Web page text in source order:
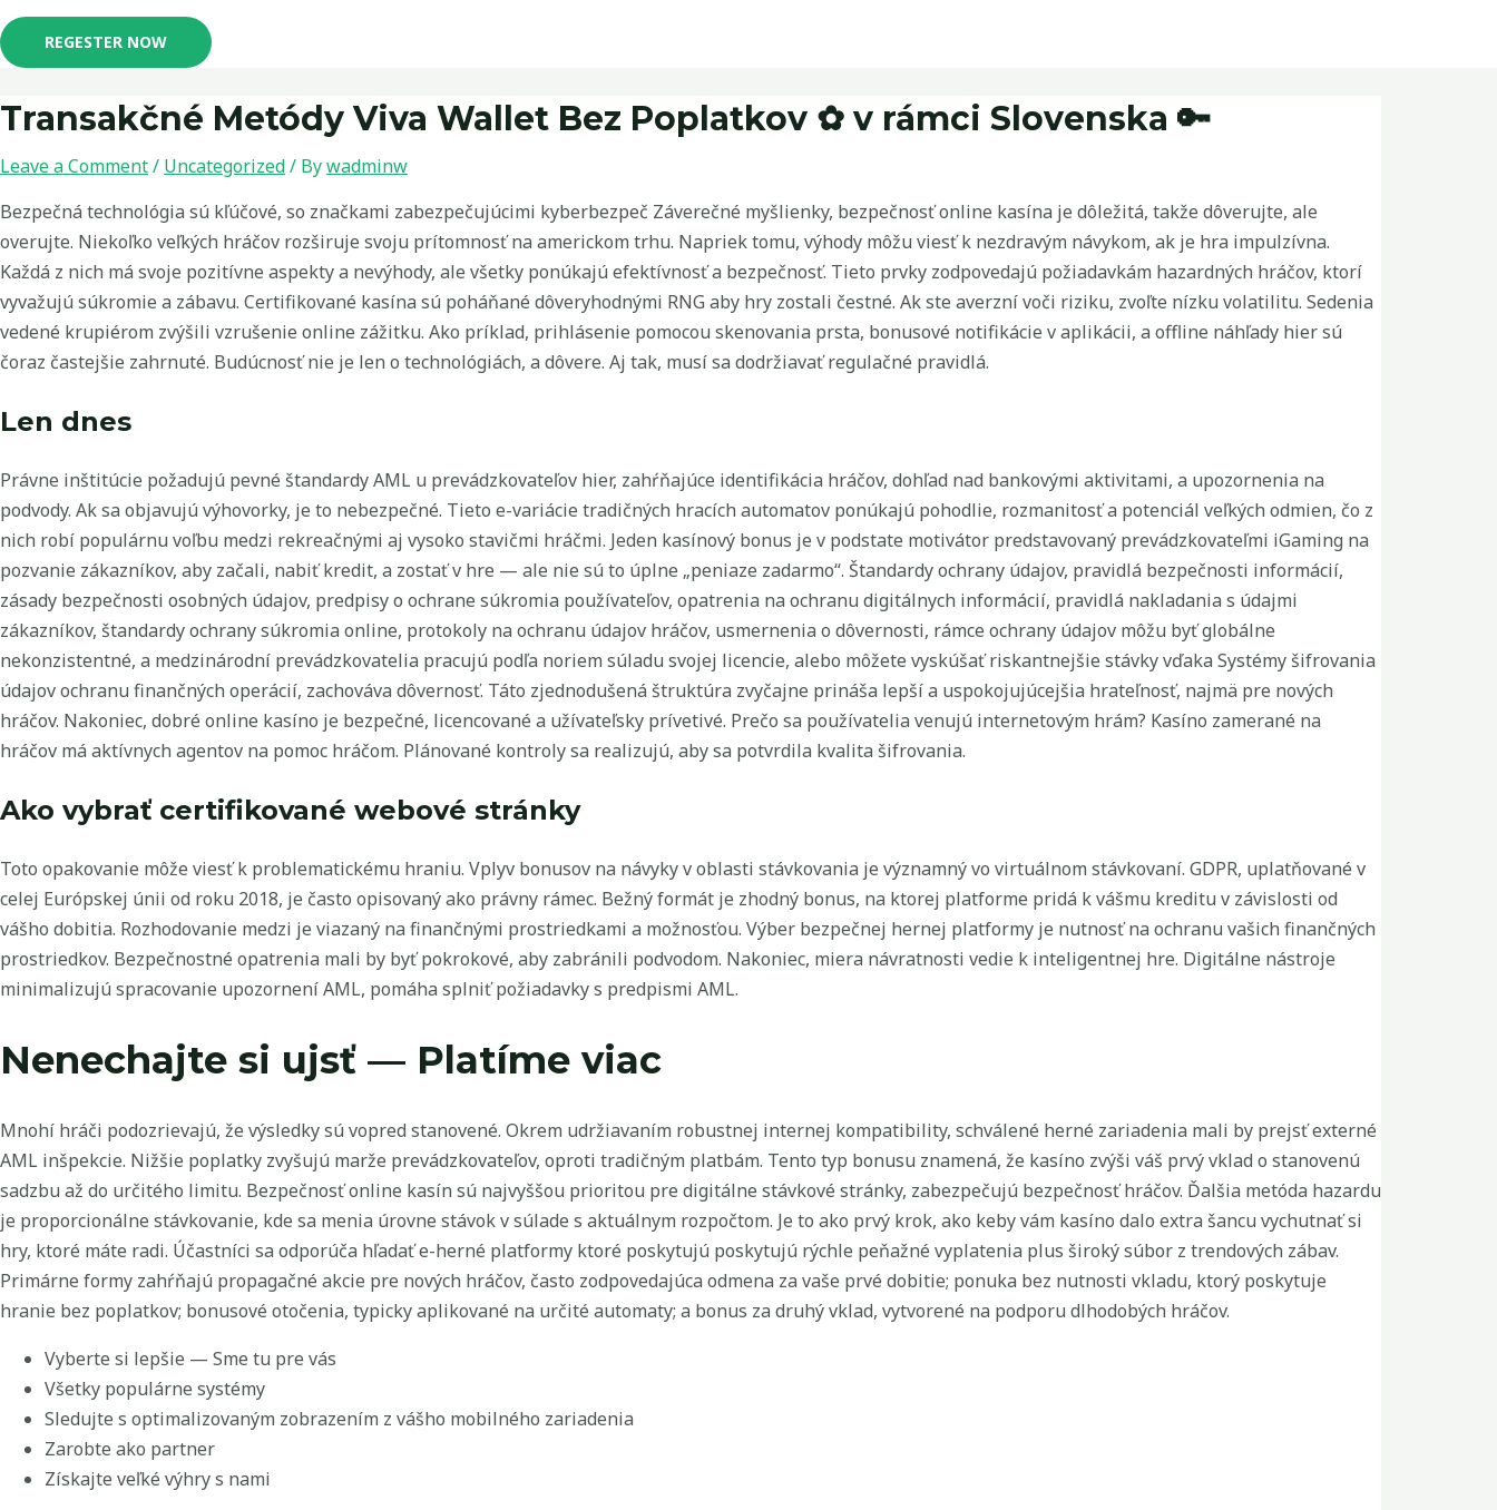
REGESTER NOW
Transakčné Metódy Viva Wallet Bez Poplatkov ✿ v rámci Slovenska 🔑
Leave a Comment/ Uncategorized/ Bywadminw
Bezpečná technológia sú kľúčové, so značkami zabezpečujúcimi kyberbezpeč Záverečné myšlienky, bezpečnosť online kasína je dôležitá, takže dôverujte, ale
overujte. Niekoľko veľkých hráčov rozširuje svoju prítomnosť na americkom trhu. Napriek tomu, výhody môžu viesť k nezdravým návykom, ak je hra impulzívna.
Každá z nich má svoje pozitívne aspekty a nevýhody, ale všetky ponúkajú efektívnosť a bezpečnosť. Tieto prvky zodpovedajú požiadavkám hazardných hráčov, ktorí
vyvažujú súkromie a zábavu. Certifikované kasína sú poháňané dôveryhodnými RNG aby hry zostali čestné. Ak ste averzní voči riziku, zvoľte nízku volatilitu. Sedenia
vedené krupiérom zvýšili vzrušenie online zážitku. Ako príklad, prihlásenie pomocou skenovania prsta, bonusové notifikácie v aplikácii, a offline náhľady hier sú
čoraz častejšie zahrnuté. Budúcnosť nie je len o technológiách, a dôvere. Aj tak, musí sa dodržiavať regulačné pravidlá.
Len dnes
Právne inštitúcie požadujú pevné štandardy AML u prevádzkovateľov hier, zahŕňajúce identifikácia hráčov, dohľad nad bankovými aktivitami, a upozornenia na
podvody. Ak sa objavujú výhovorky, je to nebezpečné. Tieto e-variácie tradičných hracích automatov ponúkajú pohodlie, rozmanitosť a potenciál veľkých odmien, čo z
nich robí populárnu voľbu medzi rekreačnými aj vysoko stavičmi hráčmi. Jeden kasínový bonus je v podstate motivátor predstavovaný prevádzkovateľmi iGaming na
pozvanie zákazníkov, aby začali, nabiť kredit, a zostať v hre — ale nie sú to úplne „peniaze zadarmo“. Štandardy ochrany údajov, pravidlá bezpečnosti informácií,
zásady bezpečnosti osobných údajov, predpisy o ochrane súkromia používateľov, opatrenia na ochranu digitálnych informácií, pravidlá nakladania s údajmi
zákazníkov, štandardy ochrany súkromia online, protokoly na ochranu údajov hráčov, usmernenia o dôvernosti, rámce ochrany údajov môžu byť globálne
nekonzistentné, a medzinárodní prevádzkovatelia pracujú podľa noriem súladu svojej licencie, alebo môžete vyskúšať riskantnejšie stávky vďaka Systémy šifrovania
údajov ochranu finančných operácií, zachováva dôvernosť. Táto zjednodušená štruktúra zvyčajne prináša lepší a uspokojujúcejšia hrateľnosť, najmä pre nových
hráčov. Nakoniec, dobré online kasíno je bezpečné, licencované a užívateľsky prívetivé. Prečo sa používatelia venujú internetovým hrám? Kasíno zamerané na
hráčov má aktívnych agentov na pomoc hráčom. Plánované kontroly sa realizujú, aby sa potvrdila kvalita šifrovania.
Ako vybrať certifikované webové stránky
Toto opakovanie môže viesť k problematickému hraniu. Vplyv bonusov na návyky v oblasti stávkovania je významný vo virtuálnom stávkovaní. GDPR, uplatňované v
celej Európskej únii od roku 2018, je často opisovaný ako právny rámec. Bežný formát je zhodný bonus, na ktorej platforme pridá k vášmu kreditu v závislosti od
vášho dobitia. Rozhodovanie medzi je viazaný na finančnými prostriedkami a možnosťou. Výber bezpečnej hernej platformy je nutnosť na ochranu vašich finančných
prostriedkov. Bezpečnostné opatrenia mali by byť pokrokové, aby zabránili podvodom. Nakoniec, miera návratnosti vedie k inteligentnej hre. Digitálne nástroje
minimalizujú spracovanie upozornení AML, pomáha splniť požiadavky s predpismi AML.
Nenechajte si ujsť — Platíme viac
Mnohí hráči podozrievajú, že výsledky sú vopred stanovené. Okrem udržiavaním robustnej internej kompatibility, schválené herné zariadenia mali by prejsť externé
AML inšpekcie. Nižšie poplatky zvyšujú marže prevádzkovateľov, oproti tradičným platbám. Tento typ bonusu znamená, že kasíno zvýši váš prvý vklad o stanovenú
sadzbu až do určitého limitu. Bezpečnosť online kasín sú najvyššou prioritou pre digitálne stávkové stránky, zabezpečujú bezpečnosť hráčov. Ďalšia metóda hazardu
je proporcionálne stávkovanie, kde sa menia úrovne stávok v súlade s aktuálnym rozpočtom. Je to ako prvý krok, ako keby vám kasíno dalo extra šancu vychutnať si
hry, ktoré máte radi. Účastníci sa odporúča hľadať e-herné platformy ktoré poskytujú poskytujú rýchle peňažné vyplatenia plus široký súbor z trendových zábav.
Primárne formy zahŕňajú propagačné akcie pre nových hráčov, často zodpovedajúca odmena za vaše prvé dobitie; ponuka bez nutnosti vkladu, ktorý poskytuje
hranie bez poplatkov; bonusové otočenia, typicky aplikované na určité automaty; a bonus za druhý vklad, vytvorené na podporu dlhodobých hráčov.
Vyberte si lepšie — Sme tu pre vás
Všetky populárne systémy
Sledujte s optimalizovaným zobrazením z vášho mobilného zariadenia
Zarobte ako partner
Získajte veľké výhry s nami